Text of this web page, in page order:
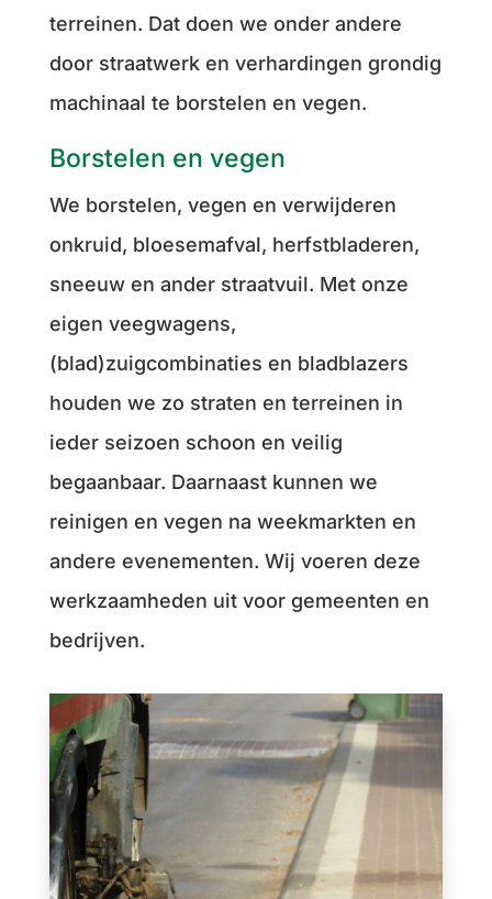
terreinen. Dat doen we onder andere
door straatwerk en verhardingen grondig
machinaal te borstelen en vegen.
Borstelen en vegen
We borstelen, vegen en verwijderen
onkruid, bloesemafval, herfstbladeren,
sneeuw en ander straatvuil. Met onze
eigen veegwagens,
(blad)zuigcombinaties en bladblazers
houden we zo straten en terreinen in
ieder seizoen schoon en veilig
begaanbaar. Daarnaast kunnen we
reinigen en vegen na weekmarkten en
andere evenementen. Wij voeren deze
werkzaamheden uit voor gemeenten en
bedrijven.